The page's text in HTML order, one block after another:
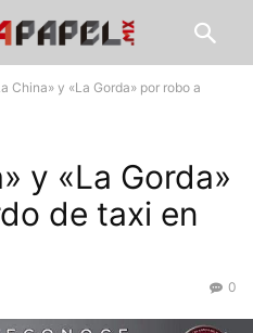
China» y «La Gorda» por robo a
y «La Gorda»
de taxi en
0